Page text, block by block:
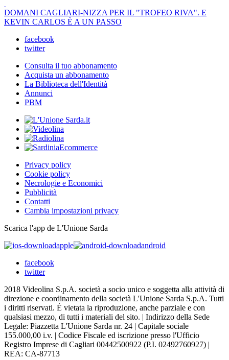
DOMANI CAGLIARI-NIZZA PER IL "TROFEO RIVA". E
KEVIN CARLOS È A UN PASSO
facebook
twitter
Consulta il tuo abbonamento
Acquista un abbonamento
La Biblioteca dell'Identità
Annunci
PBM
Privacy policy
Cookie policy
Necrologie e Economici
Pubblicità
Contatti
Cambia impostazioni privacy
Scarica l'app de L'Unione Sarda
apple
android
facebook
twitter
2018 Videolina S.p.A. società a socio unico e soggetta alla attività di
direzione e coordinamento della società L'Unione Sarda S.p.A. Tutti
i diritti riservati. É vietata la riproduzione, anche parziale e con
qualsiasi mezzo, di tutti i materiali del sito. | Indirizzo della Sede
Legale: Piazzetta L'Unione Sarda nr. 24 | Capitale sociale
155.000,00 i.v. | Codice Fiscale ed iscrizione presso l'Ufficio
Registro Imprese di Cagliari 00442500922 (P.I. 02492760927) |
REA: CA-87713